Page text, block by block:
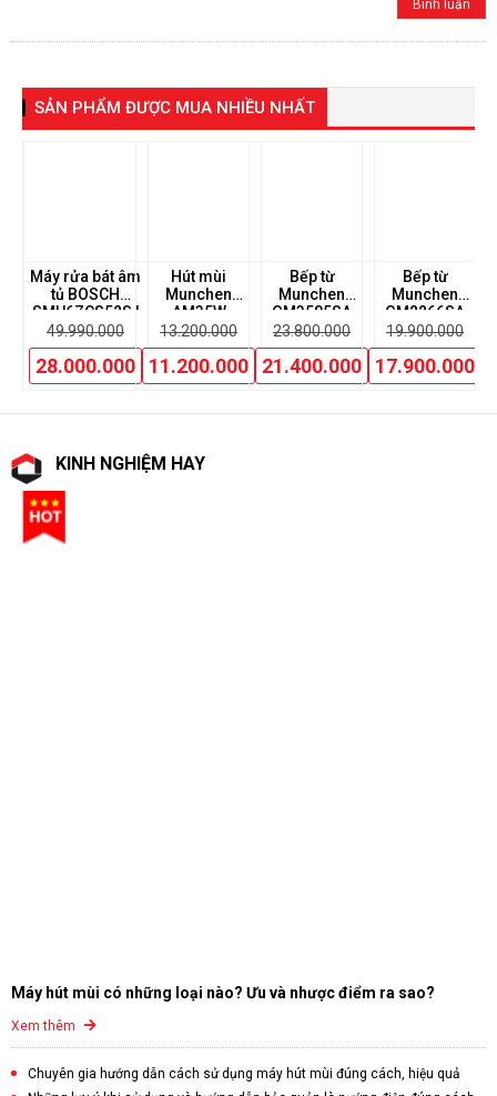
SẢN PHẨM ĐƯỢC MUA NHIỀU NHẤT
Máy rửa bát âm
tủ BOSCH
SMU6ZCS52S |
Serie 6
49.990.000
28.000.000
Hút mùi
Munchen
AM35W
13.200.000
11.200.000
Bếp từ
Munchen
GM3585SA
23.800.000
21.400.000
Bếp từ
Munchen
GM2266SA
19.900.000
17.900.000
KINH NGHIỆM HAY
Máy hút mùi có những loại nào? Ưu và nhược điểm ra sao?
Xem thêm
Chuyên gia hướng dẫn cách sử dụng máy hút mùi đúng cách, hiệu quả